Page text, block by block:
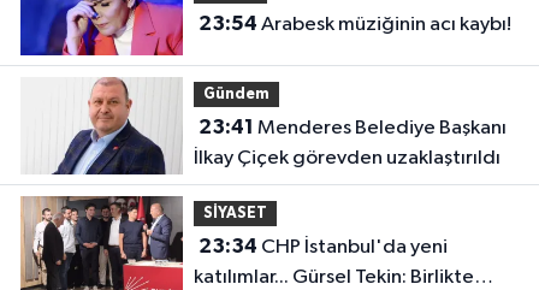
23:54 Arabesk müziğinin acı kaybı!
Gündem
23:41
İlkay Çiçek görevden uzaklaştırıldı
SİYASET
23:34
katılımlar... Gürsel Tekin: Birlikte